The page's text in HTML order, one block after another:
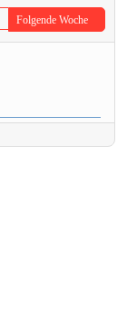
Folgende Woche